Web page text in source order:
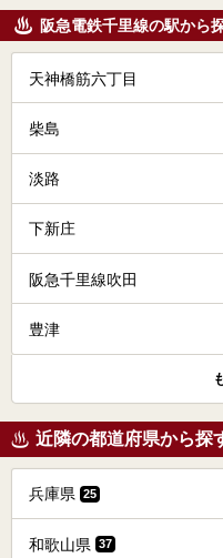
阪急電鉄千里線の駅から
天神橋筋六丁目
柴島
淡路
下新庄
阪急千里線吹田
豊津
近隣の都道府県から探
兵庫県 25
和歌山県 37